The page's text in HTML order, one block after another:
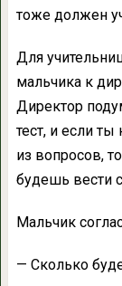
тоже должен
Для
мальчика к
Директор
тест, и если
из вопросов,
будешь вести
Мальчик
— Сколько